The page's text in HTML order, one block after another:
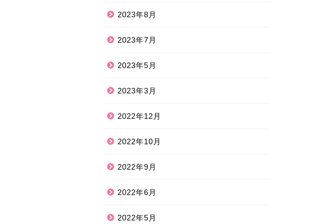
2023年8月
2023年7月
2023年5月
2023年3月
2022年12月
2022年10月
2022年9月
2022年6月
2022年5月